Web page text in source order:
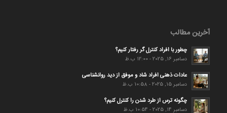
آخرین مطالب
چطور با افراد کنترل گر رفتار کنیم؟
دسامبر 16, 2025 - 12:00 ب.ظ
عادات ذهنی افراد شاد و موفق از دید روانشناسی
دسامبر 15, 2025 - 10:58 ب.ظ
چگونه ترس از طرد شدن را کنترل کنیم؟
دسامبر 14, 2025 - 10:54 ب.ظ